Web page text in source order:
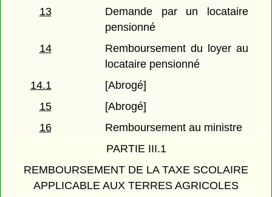
13
Demande par un locataire
pensionné
14
Remboursement du loyer au
locataire pensionné
14.1
[Abrogé]
15
[Abrogé]
16
Remboursement au ministre
PARTIE III.1
REMBOURSEMENT DE LA TAXE SCOLAIRE
APPLICABLE AUX TERRES AGRICOLES